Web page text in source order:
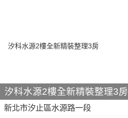
汐科水源2樓全新精裝整理3房
新北市汐止區水源路一段